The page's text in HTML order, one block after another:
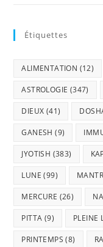
Étiquettes
ALIMENTATION (12)
ASTROLOGIE (347)
DIEUX (41)
GANESH (9)
JYOTISH (383)
LUNE (99)
MERCURE (26)
PITTA (9) PLEINE
PRINTEMPS (8)